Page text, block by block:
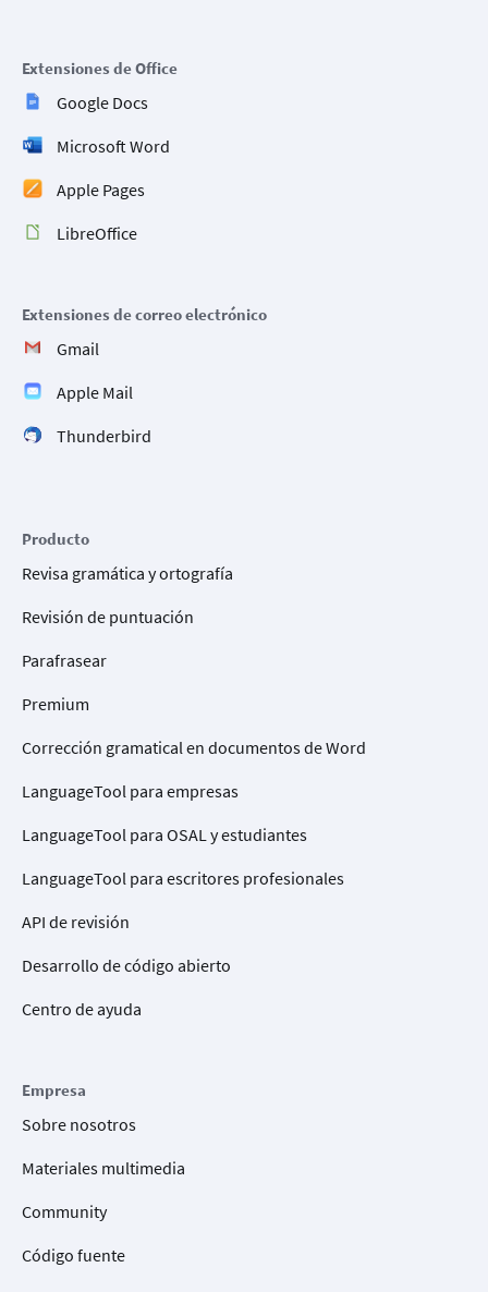
Extensiones de Office
Google Docs
Microsoft Word
Apple Pages
LibreOffice
Extensiones de correo electrónico
Gmail
Apple Mail
Thunderbird
Producto
Revisa gramática y ortografía
Revisión de puntuación
Parafrasear
Premium
Corrección gramatical en documentos de Word
LanguageTool para empresas
LanguageTool para OSAL y estudiantes
LanguageTool para escritores profesionales
API de revisión
Desarrollo de código abierto
Centro de ayuda
Empresa
Sobre nosotros
Materiales multimedia
Community
Código fuente